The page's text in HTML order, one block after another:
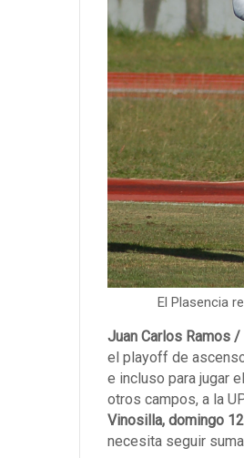
El Plasencia
Juan Carlos Ramos /
el playoff de
e incluso para jugar
otros campos, a la
Vinosilla, domingo
necesita seguir